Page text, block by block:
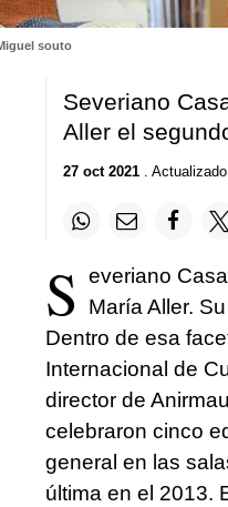
souto
Severiano
Aller el
27 oct 2021.
S
everiano
María Aller.
Dentro de esa
Internacional de
director de
celebraron cinco
general en las
última en el 2013.